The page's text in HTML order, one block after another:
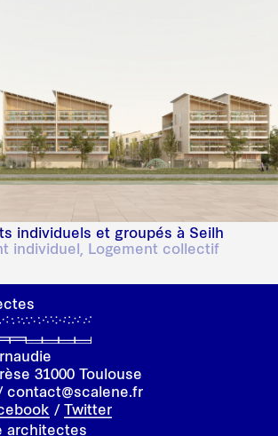
individuels et groupés à Seilh
individuel, Logement collectif
31000 Toulouse
contact@scalene.fr
/ Twitter
architectes